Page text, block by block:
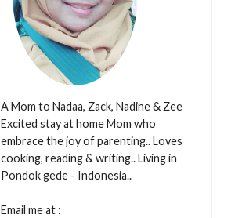
A Mom to Nadaa, Zack, Nadine & Zee
Excited stay at home Mom who
embrace the joy of parenting.. Loves
cooking, reading & writing.. Living in
Pondok gede - Indonesia..
Email me at :